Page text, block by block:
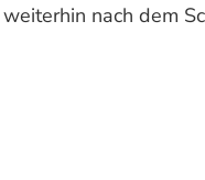
nach dem